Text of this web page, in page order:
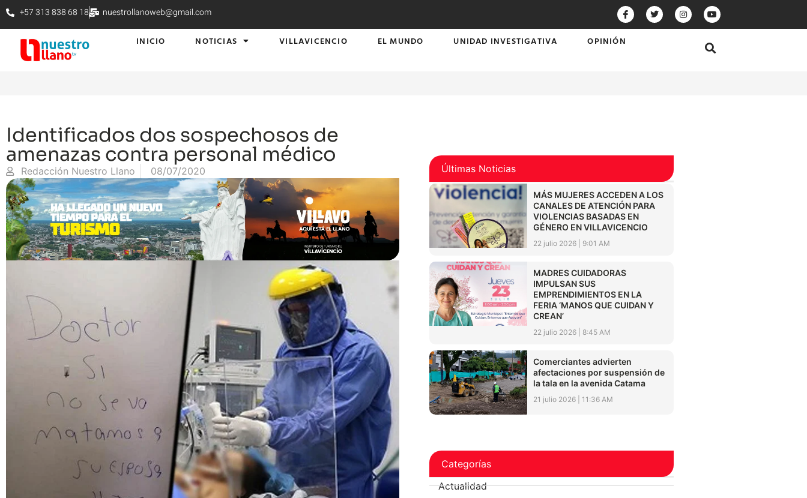
+57 313 838 68 18 nuestrollanoweb@gmail.com
INICIO NOTICIAS VILLAVICENCIO EL MUNDO UNIDAD INVESTIGATIVA OPINIÓN
Identificados dos sospechosos de
amenazas contra personal médico
Redacción Nuestro Llano 08/07/2020 Últimas Noticias
MÁS MUJERES ACCEDEN A LOS
CANALES DE ATENCIÓN PARA
VIOLENCIAS BASADAS EN
GÉNERO EN VILLAVICENCIO
22 julio 2026 9:01 AM
MADRES CUIDADORAS
IMPULSAN SUS
EMPRENDIMIENTOS EN LA
FERIA ‘MANOS QUE CUIDAN Y
CREAN’
22 julio 2026 8:45 AM
Comerciantes advierten
afectaciones por suspensión de
la tala en la avenida Catama
21 julio 2026 11:36 AM
Categorías
Actualidad